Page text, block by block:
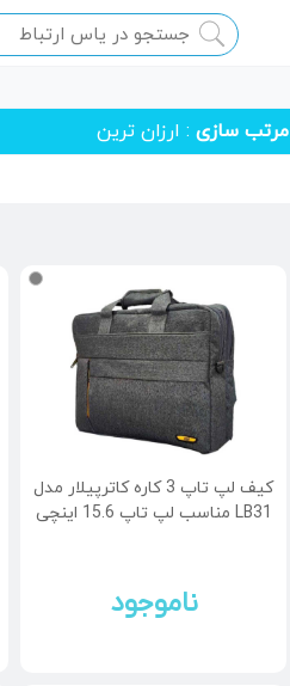
مرتب سازی : ارزان ترین
کیف لپ تاپ 3 کاره کاترپیلار مدل
LB31 مناسب لپ تاپ 15.6 اینچی
ناموجود